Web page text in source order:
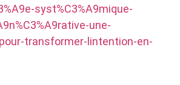
syst%C3%A9mique-
une-
transformer-lintention-en-